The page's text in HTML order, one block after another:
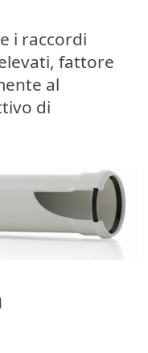
i raccordi
, fattore
al
di